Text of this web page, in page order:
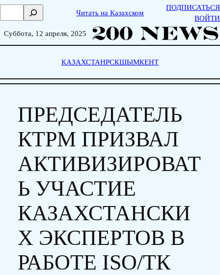
Skip
о
Читать на Казахском
ПОДПИСАТЬСЯ
ВОЙТИ
Суббота, 12 апреля, 2025
КАЗАХСТАНРСКШЫМКЕНТ
ПРЕДСЕДАТЕЛЬ
КТРМ ПРИЗВАЛ
АКТИВИЗИРОВАТ
Ь УЧАСТИЕ
КАЗАХСТАНСКИ
Х ЭКСПЕРТОВ В
РАБОТЕ ISO/ТК